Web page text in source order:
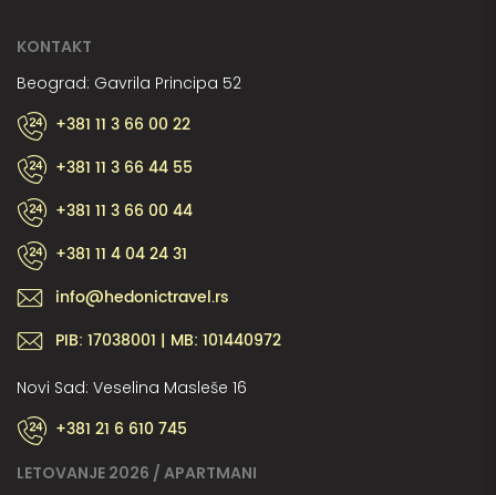
KONTAKT
Beograd: Gavrila Principa 52
+381 11 3 66 00 22
+381 11 3 66 44 55
+381 11 3 66 00 44
+381 11 4 04 24 31
info@hedonictravel.rs
PIB: 17038001 | MB: 101440972
Novi Sad: Veselina Masleše 16
+381 21 6 610 745
LETOVANJE 2026 / APARTMANI